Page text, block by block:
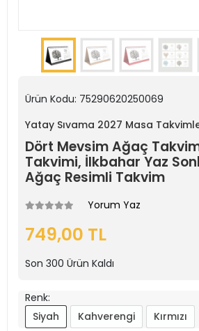
Ürün Kodu: 75290620250069
Yatay Sıvama 2027 Masa
Dört Mevsim Ağaç
Takvimi, İlkbahar Yaz
Ağaç Resimli Takvim
Yorum Yaz
749,00 TL
Son 300 Ürün Kaldı
Renk:
Siyah
Kahverengi Kırmızı